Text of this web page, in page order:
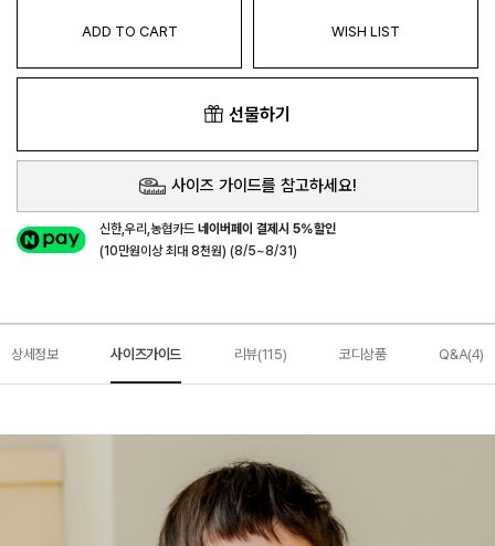
ADD TO CART WISH LIST
선물하기
사이즈 가이드를 참고하세요!
신한,우리,농협카드네이버페이 결제시 5%할인
(10만원이상 최대 8천원) (8/5~8/31)
상세정보 사이즈가이드 리뷰(115) 코디상품 Q&A(4)